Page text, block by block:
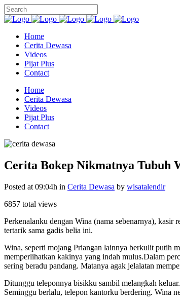
Home
Cerita Dewasa
Videos
Pijat Plus
Contact
Home
Cerita Dewasa
Videos
Pijat Plus
Contact
Cerita Bokep Nikmatnya Tubuh
Posted at 09:04h in Cerita Dewasa by wisatalendir
6857 total views
Perkenalanku dengan Wina (nama sebenarnya),
tertarik sama gadis belia ini.
Wina, seperti mojang Priangan lainnya berkulit putih
memperlihatkan kakinya yang indah mulus.Dalam
sering beradu pandang. Matanya agak jelalatan
Ditunggu teleponnya bisikku sambil melangkah
Seminggu berlalu, telepon kantorku berdering. Wina